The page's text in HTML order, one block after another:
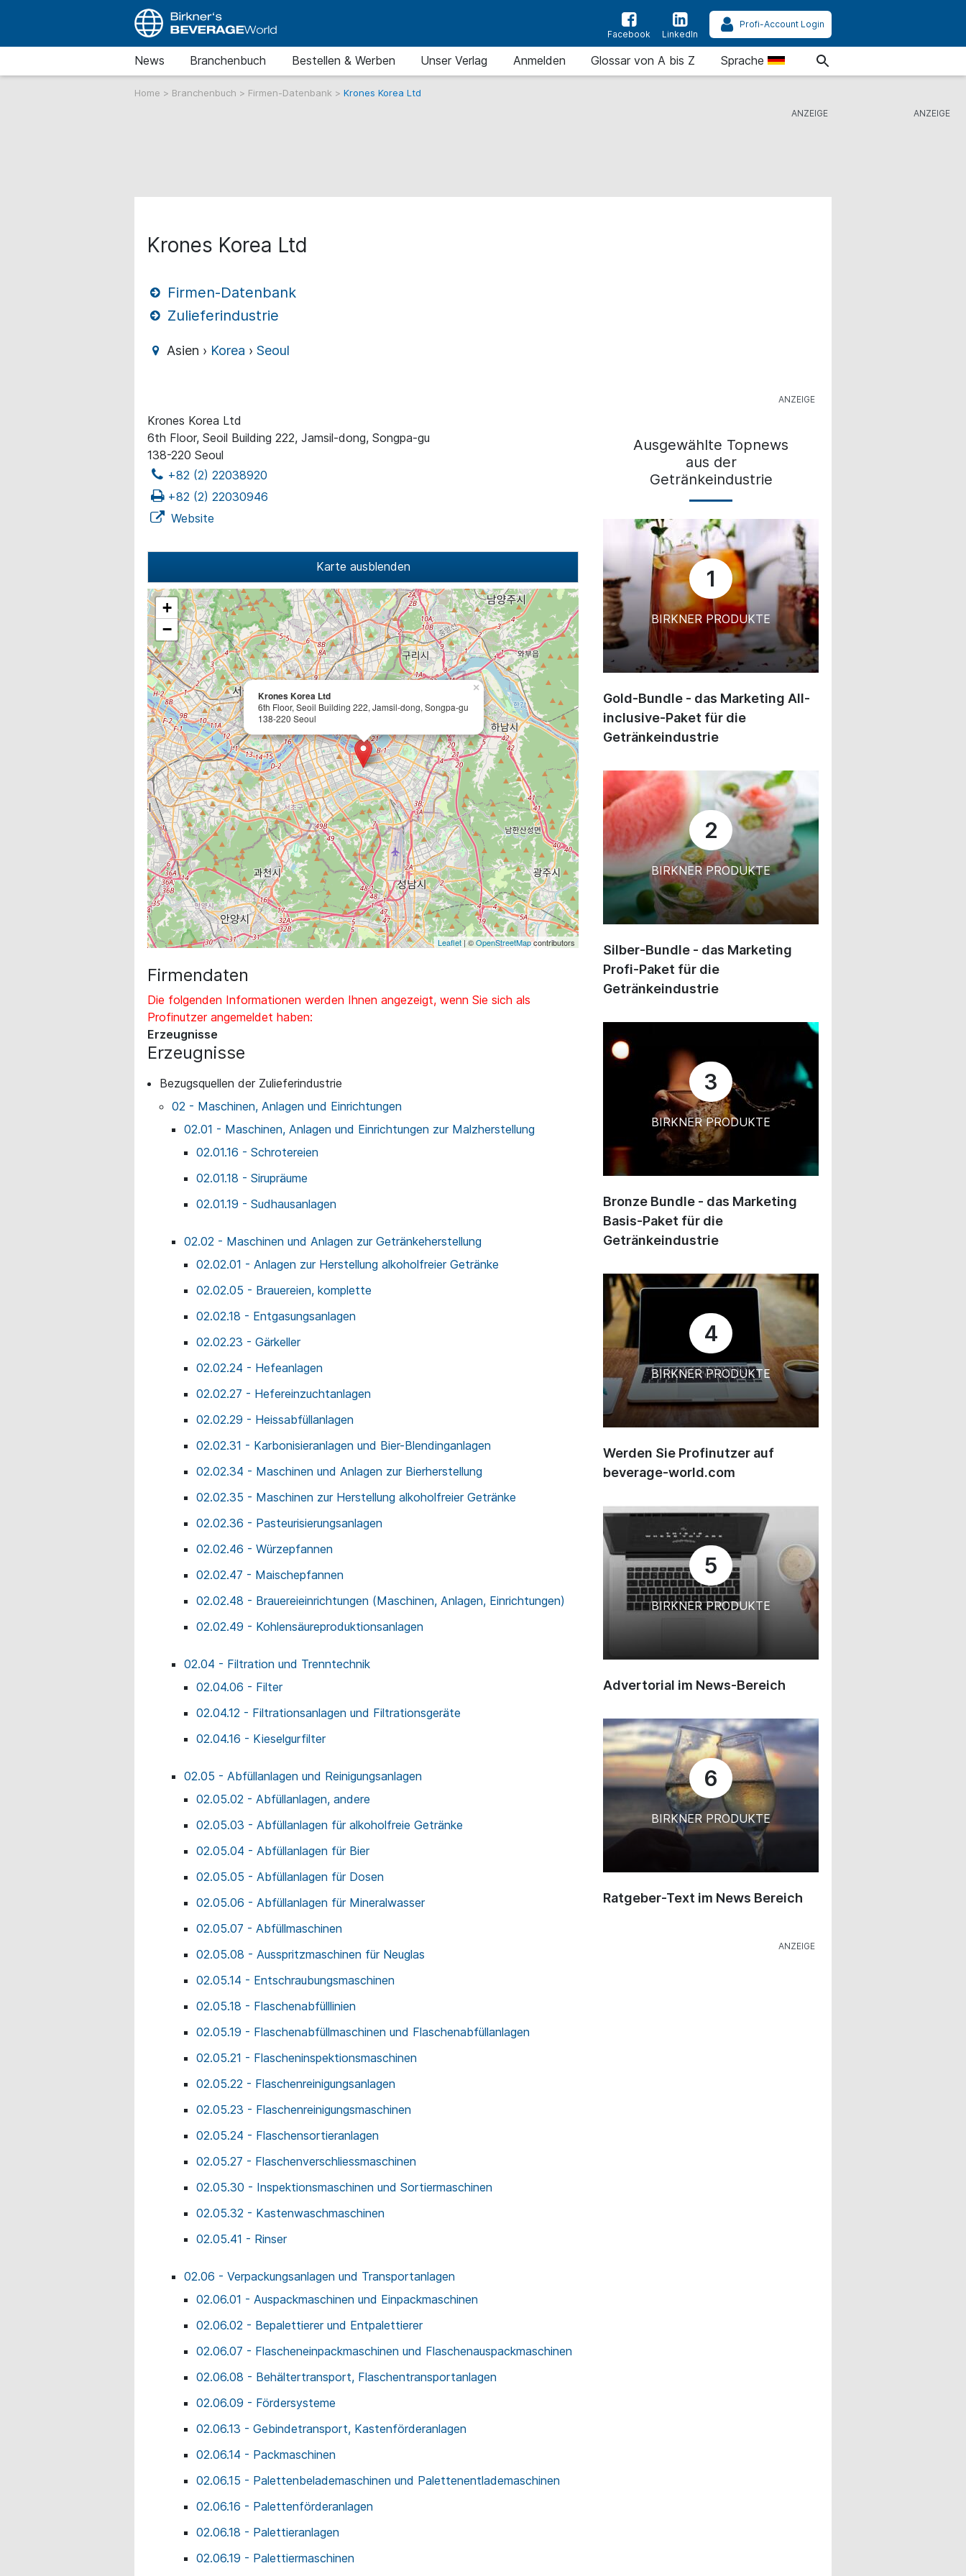
Facebook LinkedIn
Profi-Account Login
News Branchenbuch Bestellen & Werben Unser Verlag Anmelden Glossar von A bis Z Sprache
Home > Branchenbuch > Firmen-Datenbank > Krones Korea Ltd
Krones Korea Ltd
Firmen-Datenbank
Zulieferindustrie
Asien › Korea ›Seoul
Krones Korea Ltd
6th Floor, Seoil Building 222, Jamsil-dong, Songpa-gu
138-220 Seoul
+82 (2) 22038920
+82 (2) 22030946
Website
Karte ausblenden
Krones Korea Ltd
6th Floor, Seoil Building 222, Jamsil-dong, Songpa-gu
138-220 Seoul
×
+
−
Leaflet | ©OpenStreetMapcontributors
Firmendaten
Die folgenden Informationen werden Ihnen angezeigt, wenn Sie sich als
Profinutzer angemeldet haben:
Erzeugnisse
Erzeugnisse
Bezugsquellen der Zulieferindustrie
02 - Maschinen, Anlagen und Einrichtungen
02.01 - Maschinen, Anlagen und Einrichtungen zur Malzherstellung
02.01.16 - Schrotereien
02.01.18 - Sirupräume
02.01.19 - Sudhausanlagen
02.02 - Maschinen und Anlagen zur Getränkeherstellung
02.02.01 - Anlagen zur Herstellung alkoholfreier Getränke
02.02.05 - Brauereien, komplette
02.02.18 - Entgasungsanlagen
02.02.23 - Gärkeller
02.02.24 - Hefeanlagen
02.02.27 - Hefereinzuchtanlagen
02.02.29 - Heissabfüllanlagen
02.02.31 - Karbonisieranlagen und Bier-Blendinganlagen
02.02.34 - Maschinen und Anlagen zur Bierherstellung
02.02.35 - Maschinen zur Herstellung alkoholfreier Getränke
02.02.36 - Pasteurisierungsanlagen
02.02.46 - Würzepfannen
02.02.47 - Maischepfannen
02.02.48 - Brauereieinrichtungen (Maschinen, Anlagen, Einrichtungen)
02.02.49 - Kohlensäureproduktionsanlagen
02.04 - Filtration und Trenntechnik
02.04.06 - Filter
02.04.12 - Filtrationsanlagen und Filtrationsgeräte
02.04.16 - Kieselgurfilter
02.05 - Abfüllanlagen und Reinigungsanlagen
02.05.02 - Abfüllanlagen, andere
02.05.03 - Abfüllanlagen für alkoholfreie Getränke
02.05.04 - Abfüllanlagen für Bier
02.05.05 - Abfüllanlagen für Dosen
02.05.06 - Abfüllanlagen für Mineralwasser
02.05.07 - Abfüllmaschinen
02.05.08 - Ausspritzmaschinen für Neuglas
02.05.14 - Entschraubungsmaschinen
02.05.18 - Flaschenabfülllinien
02.05.19 - Flaschenabfüllmaschinen und Flaschenabfüllanlagen
02.05.21 - Flascheninspektionsmaschinen
02.05.22 - Flaschenreinigungsanlagen
02.05.23 - Flaschenreinigungsmaschinen
02.05.24 - Flaschensortieranlagen
02.05.27 - Flaschenverschliessmaschinen
02.05.30 - Inspektionsmaschinen und Sortiermaschinen
02.05.32 - Kastenwaschmaschinen
02.05.41 - Rinser
02.06 - Verpackungsanlagen und Transportanlagen
02.06.01 - Auspackmaschinen und Einpackmaschinen
02.06.02 - Bepalettierer und Entpalettierer
02.06.07 - Flascheneinpackmaschinen und Flaschenauspackmaschinen
02.06.08 - Behältertransport, Flaschentransportanlagen
02.06.09 - Fördersysteme
02.06.13 - Gebindetransport, Kastenförderanlagen
02.06.14 - Packmaschinen
02.06.15 - Palettenbelademaschinen und Palettenentlademaschinen
02.06.16 - Palettenförderanlagen
02.06.18 - Palettieranlagen
02.06.19 - Palettiermaschinen
Ausgewählte Topnews
aus der
Getränkeindustrie
1
BIRKNER PRODUKTE
Gold-Bundle - das Marketing All-
inclusive-Paket für die
Getränkeindustrie
2
BIRKNER PRODUKTE
Silber-Bundle - das Marketing
Profi-Paket für die
Getränkeindustrie
3
BIRKNER PRODUKTE
Bronze Bundle - das Marketing
Basis-Paket für die
Getränkeindustrie
4
BIRKNER PRODUKTE
Werden Sie Profinutzer auf
beverage-world.com
5
BIRKNER PRODUKTE
Advertorial im News-Bereich
6
BIRKNER PRODUKTE
Ratgeber-Text im News Bereich